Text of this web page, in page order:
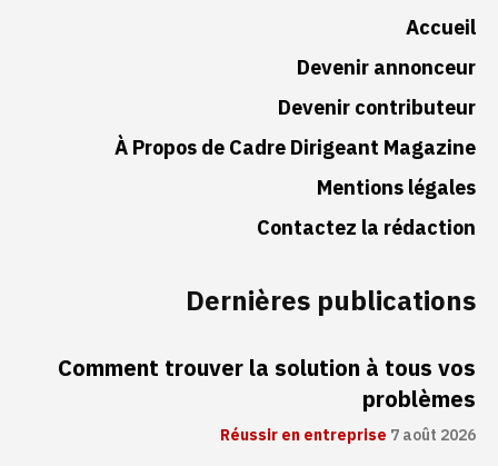
Accueil
Devenir annonceur
Devenir contributeur
À Propos de Cadre Dirigeant Magazine
Mentions légales
Contactez la rédaction
Dernières publications
Comment trouver la solution à tous vos
problèmes
Réussir en entreprise 7 août 2026